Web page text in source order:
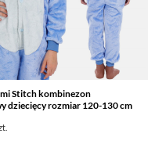
Stitch kombinezon
dziecięcy rozmiar 120-130 cm